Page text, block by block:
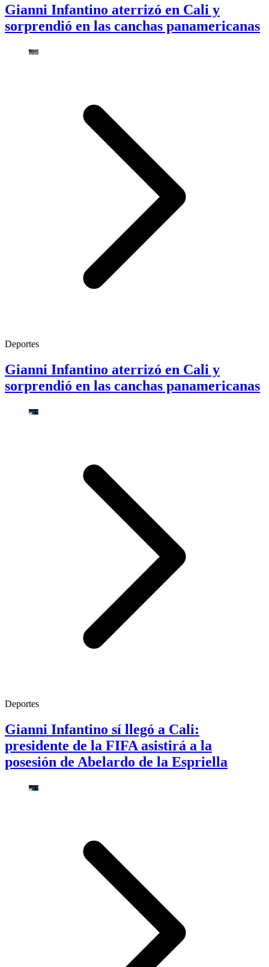
Gianni Infantino aterrizó en Cali y
sorprendió en las canchas panamericanas
Deportes
Gianni Infantino aterrizó en Cali y
sorprendió en las canchas panamericanas
Deportes
Gianni Infantino sí llegó a Cali:
presidente de la FIFA asistirá a la
posesión de Abelardo de la Espriella